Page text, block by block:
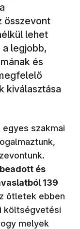
összevont
lehet
a legjobb,
és
kiválasztása
szakmai
és
139
ötletek ebben
költségvetési
melyek